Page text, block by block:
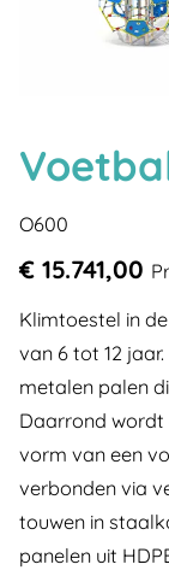
O600
€ 15.741,00
Klimtoestel in
van 6 tot 12
metalen palen
Daarrond wordt
vorm van een
verbonden via
touwen in
panelen uit